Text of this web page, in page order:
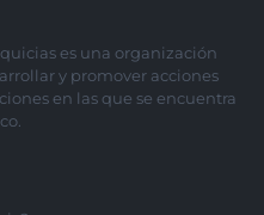
es una organización
y promover acciones
en las que se encuentra